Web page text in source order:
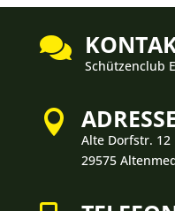

Schützenclub

Alte Dorfstr. 12
29575